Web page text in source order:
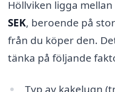
Höllviken ligga mellan
SEK, beroende på
från du köper den.
tänka på följande
Typ av kakelugn